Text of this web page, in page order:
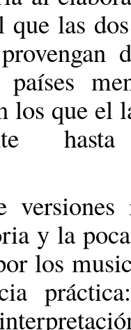
que las
los que el
versiones
y la
los